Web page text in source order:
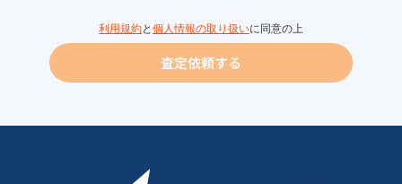
利用規約と 個人情報の取り扱いに同意の上
査定依頼する